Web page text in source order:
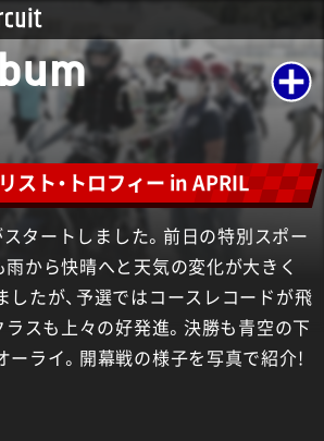
スト・トロフィー in APRIL
タートしました。前日の特別スポー
雨から快晴へと天気の変化が大きく
したが、予選ではコースレコードが飛
ラスも上々の好発進。決勝も青空の下
ーライ。開幕戦の様子を写真で紹介!